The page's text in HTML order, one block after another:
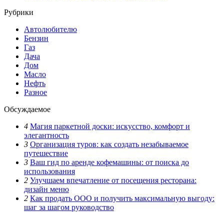
Рубрики
Автолюбителю
Бензин
Газ
Дача
Дом
Масло
Нефть
Разное
Обсуждаемое
4 Магия паркетной доски: искусство, комфорт и
элегантность
3 Организация туров: как создать незабываемое
путешествие
3 Ваш гид по аренде кофемашины: от поиска до
использования
2 Улучшаем впечатление от посещения ресторана:
дизайн меню
2 Как продать ООО и получить максимальную выгоду:
шаг за шагом руководство